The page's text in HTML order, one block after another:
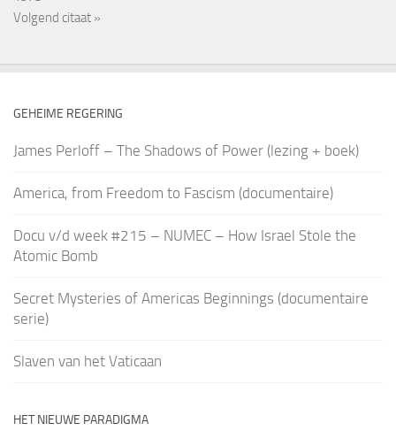
Volgend citaat »
GEHEIME REGERING
James Perloff – The Shadows of Power (lezing + boek)
America, from Freedom to Fascism (documentaire)
Docu v/d week #215 – NUMEC – How Israel Stole the
Atomic Bomb
Secret Mysteries of Americas Beginnings (documentaire
serie)
Slaven van het Vaticaan
HET NIEUWE PARADIGMA